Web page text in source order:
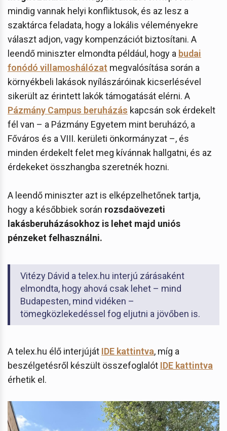
mindig vannak helyi konfliktusok, és az lesz a
szaktárca feladata, hogy a lokális véleményekre
választ adjon, vagy kompenzációt biztosítani. A
leendő miniszter elmondta például, hogy a budai
fonódó villamoshálózat megvalósítása során a
környékbeli lakások nyílászáróinak kicserlésével
sikerült az érintett lakók támogatását elérni. A
Pázmány Campus beruházás kapcsán sok érdekelt
fél van – a Pázmány Egyetem mint beruházó, a
Főváros és a VIII. kerületi önkormányzat –, és
minden érdekelt felet meg kívánnak hallgatni, és az
érdekeket összhangba szeretnék hozni.
A leendő miniszter azt is elképzelhetőnek tartja,
hogy a későbbiek során rozsdaövezeti
lakásberuházásokhoz is lehet majd uniós
pénzeket felhasználni.
Vitézy Dávid a telex.hu interjú zárásaként
elmondta, hogy ahová csak lehet – mind
Budapesten, mind vidéken –
tömegközlekedéssel fog eljutni a jövőben is.
A telex.hu élő interjúját IDE kattintva, míg a
beszélgetésről készült összefoglalót IDE kattintva
érhetik el.